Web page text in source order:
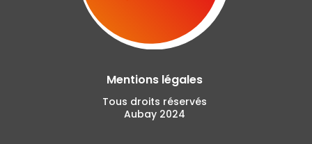
Mentions légales
Tous droits réservés
Aubay 2024